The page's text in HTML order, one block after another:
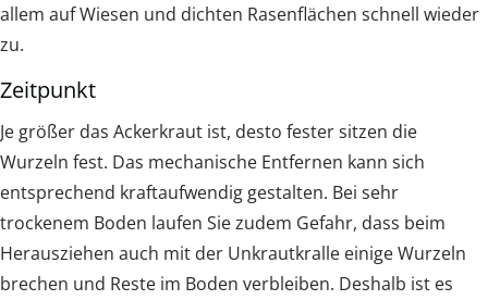
allem auf Wiesen und dichten Rasenflächen schnell wieder
zu.
Zeitpunkt
Je größer das Ackerkraut ist, desto fester sitzen die
Wurzeln fest. Das mechanische Entfernen kann sich
entsprechend kraftaufwendig gestalten. Bei sehr
trockenem Boden laufen Sie zudem Gefahr, dass beim
Herausziehen auch mit der Unkrautkralle einige Wurzeln
brechen und Reste im Boden verbleiben. Deshalb ist es